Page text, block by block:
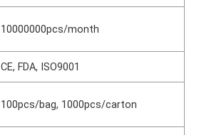
10000000pcs/month
CE, FDA, ISO9001
100pcs/bag, 1000pcs/carton